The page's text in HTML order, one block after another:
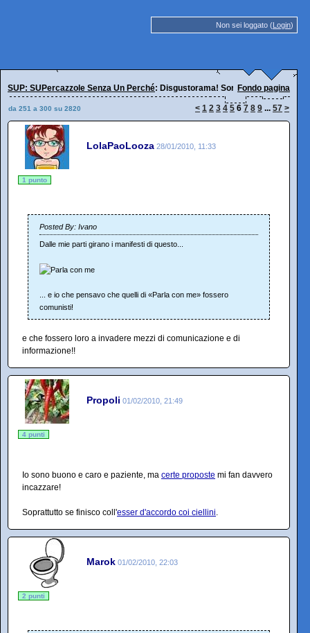
Non sei loggato (Login)
SUP: SUPercazzole Senza Un Perché: Disgustorama! Sorridi, oggi è peggio.
Fondo pagina
da 251 a 300 su 2820 < 1 2 3 4 5 6 7 8 9 ... 57 >
LolaPaoLooza 28/01/2010, 11:33
1 punto
Posted By: Ivano
Dalle mie parti girano i manifesti di questo...
... e io che pensavo che quelli di «Parla con me» fossero
comunisti!
e che fossero loro a invadere mezzi di comunicazione e di
informazione!!
Propoli 01/02/2010, 21:49
4 punti
Io sono buono e caro e paziente, ma certe proposte mi fan davvero
incazzare!
Soprattutto se finisco coll'esser d'accordo coi ciellini.
Marok 01/02/2010, 22:03
2 punti